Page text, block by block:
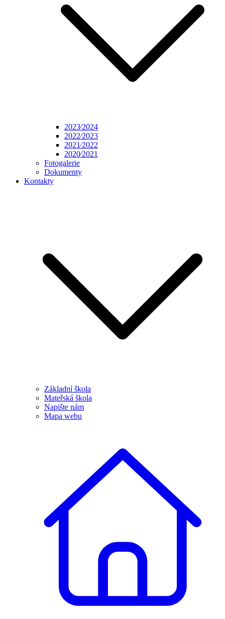
2023⁄2024
2022⁄2023
2021⁄2022
2020⁄2021
Fotogalerie
Dokumenty
Kontakty
Základní škola
Mateřská škola
Napište nám
Mapa webu